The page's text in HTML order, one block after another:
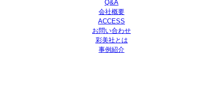
Q&A
会社概要
ACCESS
お問い合わせ
彩美社とは
事例紹介